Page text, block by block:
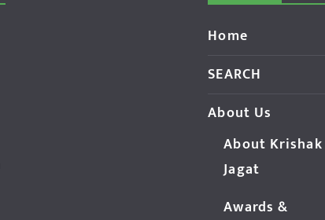
Home
SEARCH
About Us
About Krishak
Jagat
Awards &